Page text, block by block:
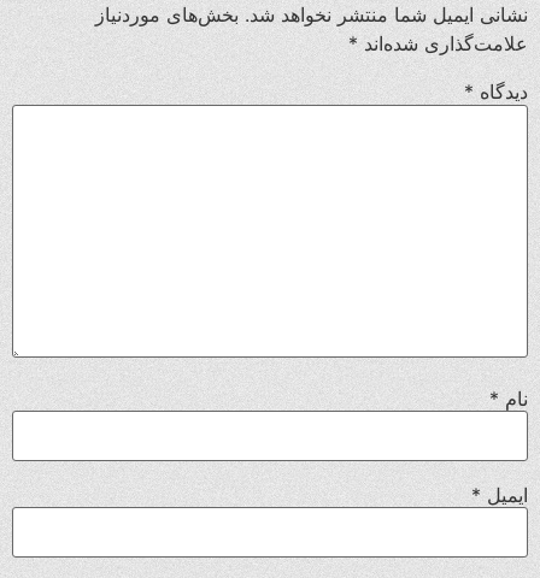
نشانی ایمیل شما منتشر نخواهد شد. بخش‌های موردنیاز
علامت‌گذاری شده‌اند*
دیدگاه*
نام *
ایمیل*